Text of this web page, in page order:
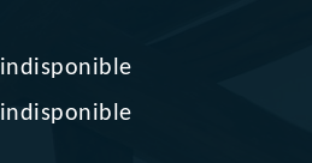
indisponible
indisponible